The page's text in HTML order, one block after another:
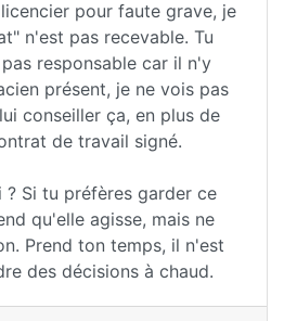
pour faute grave, je
n'est pas recevable. Tu
responsable car il n'y
présent, je ne vois pas
conseiller ça, en plus de
de travail signé.
? Si tu préfères garder ce
qu'elle agisse, mais ne
Prend ton temps, il n'est
des décisions à chaud.